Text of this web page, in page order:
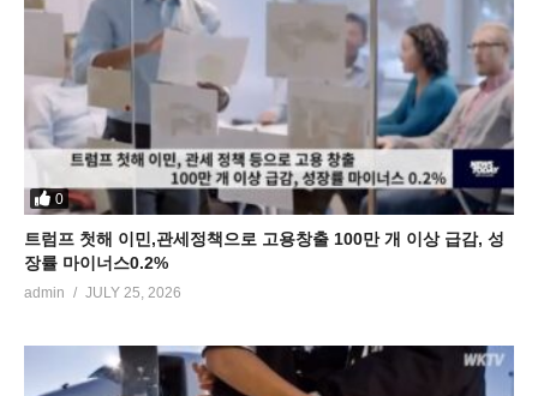
0
트럼프 첫해 이민,관세정책으로 고용창출 100만 개 이상 급감, 성
장률 마이너스0.2%
admin JULY 25, 2026